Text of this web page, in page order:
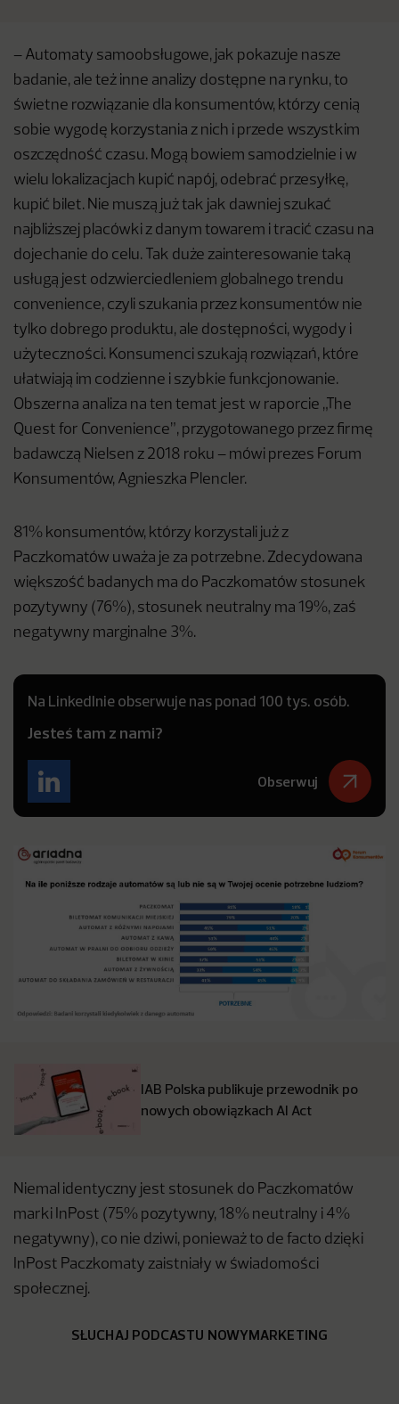
– Automaty samoobsługowe, jak pokazuje nasze
badanie, ale też inne analizy dostępne na rynku, to
świetne rozwiązanie dla konsumentów, którzy cenią
sobie wygodę korzystania z nich i przede wszystkim
oszczędność czasu. Mogą bowiem samodzielnie i w
wielu lokalizacjach kupić napój, odebrać przesyłkę,
kupić bilet. Nie muszą już tak jak dawniej szukać
najbliższej placówki z danym towarem i tracić czasu na
dojechanie do celu. Tak duże zainteresowanie taką
usługą jest odzwierciedleniem globalnego trendu
convenience, czyli szukania przez konsumentów nie
tylko dobrego produktu, ale dostępności, wygody i
użyteczności. Konsumenci szukają rozwiązań, które
ułatwiają im codzienne i szybkie funkcjonowanie.
Obszerna analiza na ten temat jest w raporcie „The
Quest for Convenience”, przygotowanego przez firmę
badawczą Nielsen z 2018 roku – mówi prezes Forum
Konsumentów, Agnieszka Plencler.
81% konsumentów, którzy korzystali już z
Paczkomatów uważa je za potrzebne. Zdecydowana
większość badanych ma do Paczkomatów stosunek
pozytywny (76%), stosunek neutralny ma 19%, zaś
negatywny marginalne 3%.
Na LinkedInie obserwuje nas ponad 100 tys. osób.
Jesteś tam z nami?
Obserwuj
IAB Polska publikuje przewodnik po
nowych obowiązkach AI Act
Niemal identyczny jest stosunek do Paczkomatów
marki InPost (75% pozytywny, 18% neutralny i 4%
negatywny), co nie dziwi, ponieważ to de facto dzięki
InPost Paczkomaty zaistniały w świadomości
społecznej.
SŁUCHAJ PODCASTU NOWYMARKETING